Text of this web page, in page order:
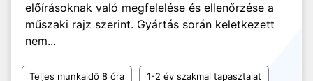
előírásoknak való megfelelése és ellenőrzése a
műszaki rajz szerint. Gyártás során keletkezett
nem...
Teljes munkaidő 8 óra 1-2 év szakmai tapasztalat